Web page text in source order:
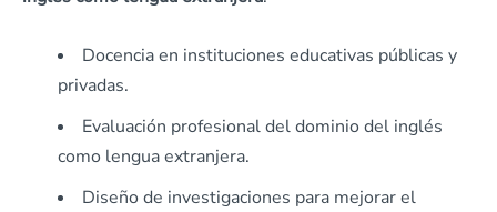
Docencia en instituciones educativas públicas y
privadas.
Evaluación profesional del dominio del inglés
como lengua extranjera.
Diseño de investigaciones para mejorar el